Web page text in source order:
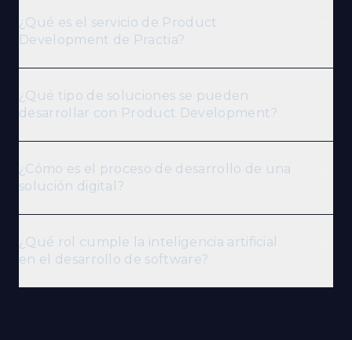
¿Qué es el servicio de Product
Development de Practia?
¿Qué tipo de soluciones se pueden
desarrollar con Product Development?
¿Cómo es el proceso de desarrollo de una
solución digital?
¿Qué rol cumple la inteligencia artificial
en el desarrollo de software?